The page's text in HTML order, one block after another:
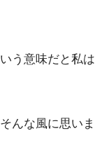
う意味だと私は
んな風に思いま